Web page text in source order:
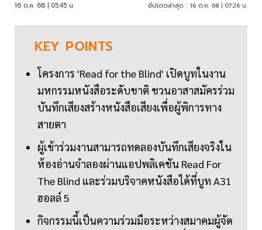
16 ต.ค. 68 | 05:45 น. อัปเดตล่าสุด : 16 ต.ค. 68 | 07:26 น.
KEY POINTS
โครงการ 'Read for the Blind' เปิดบูทในงาน
มหกรรมหนังสือระดับชาติ ชวนอาสาสมัครร่วม
บันทึกเสียงสร้างหนังสือเสียงเพื่อผู้พิการทาง
สายตา
ผู้เข้าร่วมงานสามารถทดลองบันทึกเสียงจริงใน
ห้องอ่านจำลองผ่านแอปพลิเคชัน Read For
The Blind และร่วมบริจาคหนังสือได้ที่บูท A31
ฮอลล์ 5
กิจกรรมนี้เป็นความร่วมมือระหว่างสมาคมผู้จัด